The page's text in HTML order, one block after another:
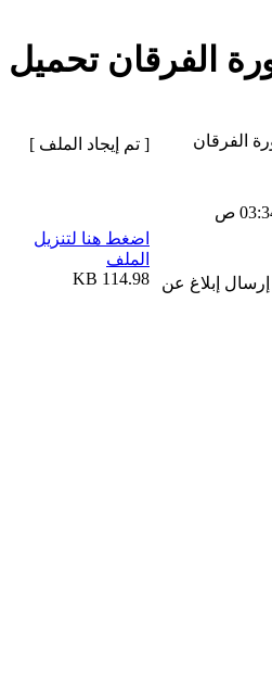
الفرقان تحميل
الفرقان
إبلاغ عن
[ تم إيجاد الملف ]
اضغط هنا لتنزيل
الملف
114.98 KB